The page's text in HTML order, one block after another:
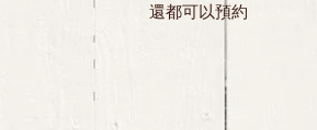
還都可以預約